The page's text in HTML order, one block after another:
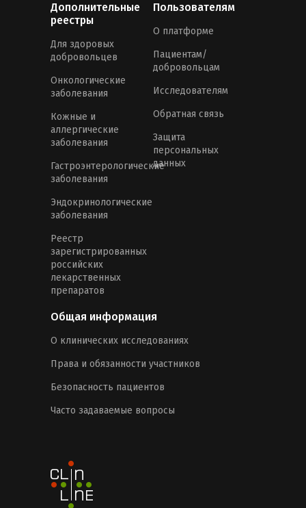
Дополнительные
реестры
Для здоровых
добровольцев
Онкологические
заболевания
Кожные и
аллергические
заболевания
Гастроэнтерологические
заболевания
Эндокринологические
заболевания
Реестр
зарегистрированных
российских
лекарственных
препаратов
Пользователям
О платформе
Пациентам/
добровольцам
Исследователям
Обратная связь
Защита
персональных
данных
Общая информация
О клинических исследованиях
Права и обязанности участников
Безопасность пациентов
Часто задаваемые вопросы